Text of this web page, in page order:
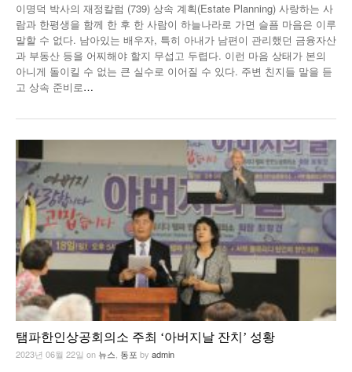
이명덕 박사의 재정칼럼 (739) 상속 계획(Estate Planning) 사랑하는 사
람과 한평생을 함께 한 후 한 사람이 하늘나라로 가면 슬픔 마음은 이루
말할 수 없다. 남아있는 배우자, 특히 아내가 남편이 관리했던 금융자산
과 부동산 등을 어찌해야 할지 무섭고 두렵다. 이런 마음 상태가 본의
아니게 돌이킬 수 없는 큰 실수로 이어질 수 있다. 주변 친지들 말을 듣
고 상속 준비로…
탬파한인상공회의소 주최 ‘아버지날 잔치’ 성황
2023년 06월 22일 on뉴스 동포 by admin